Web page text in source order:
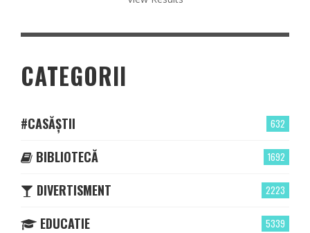
CATEGORII
632
#CASĂȘTII
1692
BIBLIOTECĂ
2223
DIVERTISMENT
5339
EDUCATIE